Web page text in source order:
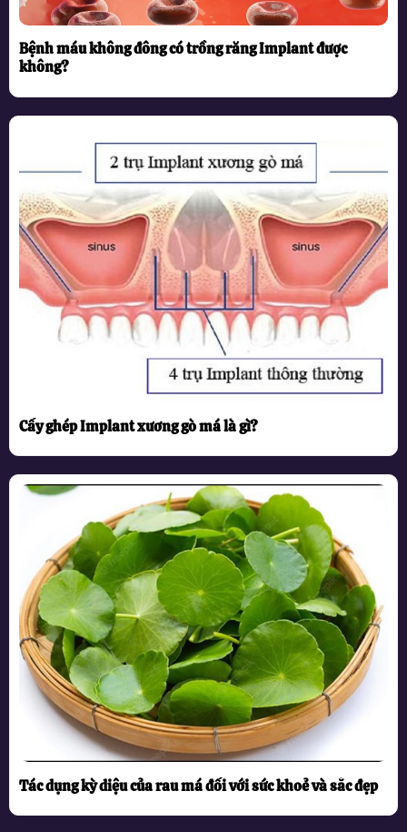
Bệnh máu không đông có trồng răng Implant được
không?
Cấy ghép Implant xương gò má là gì?
Tác dụng kỳ diệu của rau má đối với sức khoẻ và sắc đẹp